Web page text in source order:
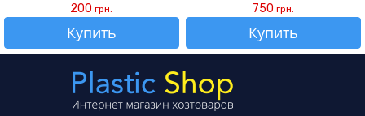
200грн.
Купить
750грн.
Купить